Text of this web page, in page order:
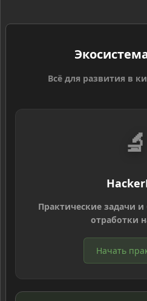
Всё для развития в
🔬
Практические задачи
отработки
Начать